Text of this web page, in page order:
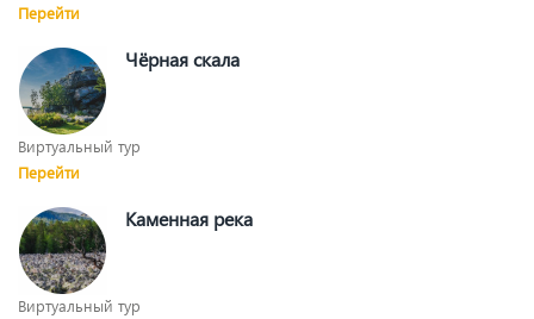
Перейти
Чёрная скала
Виртуальный тур
Перейти
Каменная река
Виртуальный тур